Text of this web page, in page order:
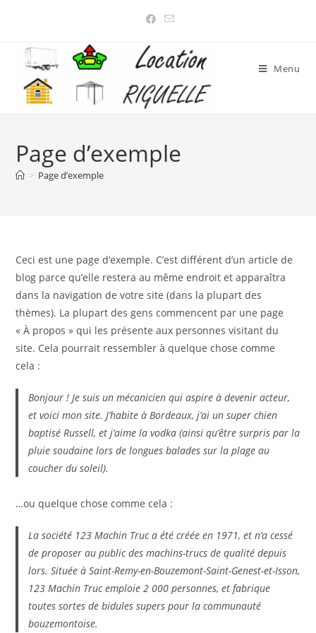
Menu
Page d’exemple
> Page d’exemple
Ceci est une page d’exemple. C’est différent d’un article de
blog parce qu’elle restera au même endroit et apparaîtra
dans la navigation de votre site (dans la plupart des
thèmes). La plupart des gens commencent par une page
« À propos » qui les présente aux personnes visitant du
site. Cela pourrait ressembler à quelque chose comme
cela :
Bonjour ! Je suis un mécanicien qui aspire à devenir acteur,
et voici mon site. J’habite à Bordeaux, j’ai un super chien
baptisé Russell, et j’aime la vodka (ainsi qu’être surpris par la
pluie soudaine lors de longues balades sur la plage au
coucher du soleil).
…ou quelque chose comme cela :
La société 123 Machin Truc a été créée en 1971, et n’a cessé
de proposer au public des machins-trucs de qualité depuis
lors. Située à Saint-Remy-en-Bouzemont-Saint-Genest-et-Isson,
123 Machin Truc emploie 2 000 personnes, et fabrique
toutes sortes de bidules supers pour la communauté
bouzemontoise.